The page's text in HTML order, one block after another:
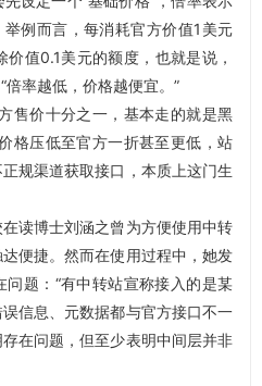
例而言，每消耗官方价值1美元
值0.1美元的额度，也就是说，
率越低，价格越便宜。”
价十分之一，基本走的就是黑
格压低至官方一折甚至更低，站
规渠道获取接口，本质上这门生
博士刘涵之曾为方便使用中转
便捷。然而在使用过程中，她发
题：“有中转站宣称接入的是某
信息、元数据都与官方接口不一
在问题，但至少表明中间层并非